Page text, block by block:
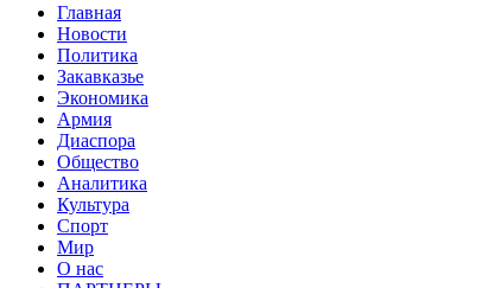
Главная
Новости
Политика
Закавказье
Экономика
Армия
Диаспора
Общество
Аналитика
Культура
Спорт
Мир
О нас